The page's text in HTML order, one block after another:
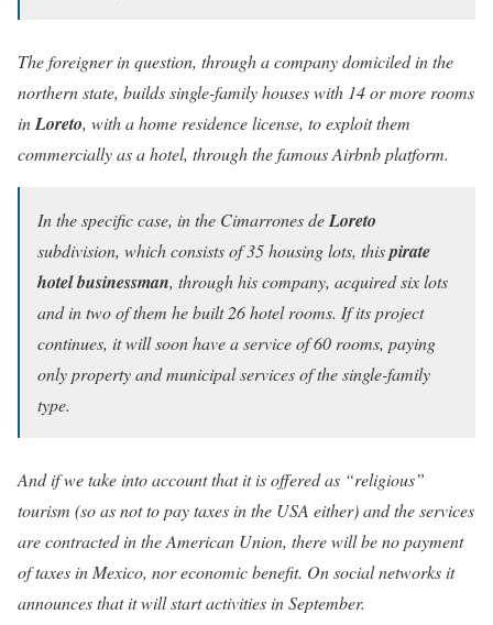
The foreigner in question, through a company domiciled in the
northern state, builds single-family houses with 14 or more rooms
inLoreto, with a home residence license, to exploit them
commercially as a hotel, through the famous Airbnb platform.
In the specific case, in the Cimarrones deLoreto
subdivision, which consists of 35 housing lots, thispirate
hotel businessman, through his company, acquired six lots
and in two of them he built 26 hotel rooms. If its project
continues, it will soon have a service of 60 rooms, paying
only property and municipal services of the single-family
type.
And if we take into account that it is offered as “religious”
tourism (so as not to pay taxes in the USA either) and the services
are contracted in the American Union, there will be no payment
of taxes in Mexico, nor economic benefit. On social networks it
announces that it will start activities in September.